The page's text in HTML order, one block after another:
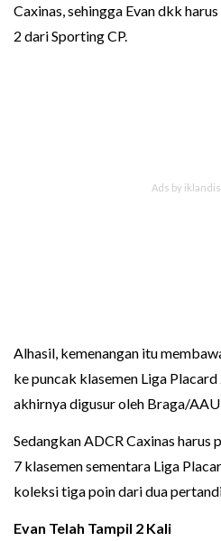
Caxinas, sehingga Evan dkk
2 dari Sporting CP.
Alhasil, kemenangan itu
ke puncak klasemen Liga
akhirnya digusur oleh Braga/
Sedangkan ADCR Caxinas
7 klasemen sementara Liga
koleksi tiga poin dari dua
Evan Telah Tampil 2 Kali